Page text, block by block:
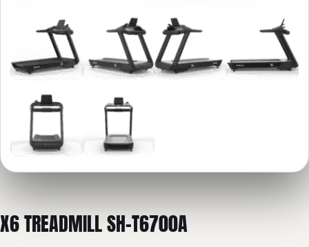
X6 TREADMILL SH-T6700A